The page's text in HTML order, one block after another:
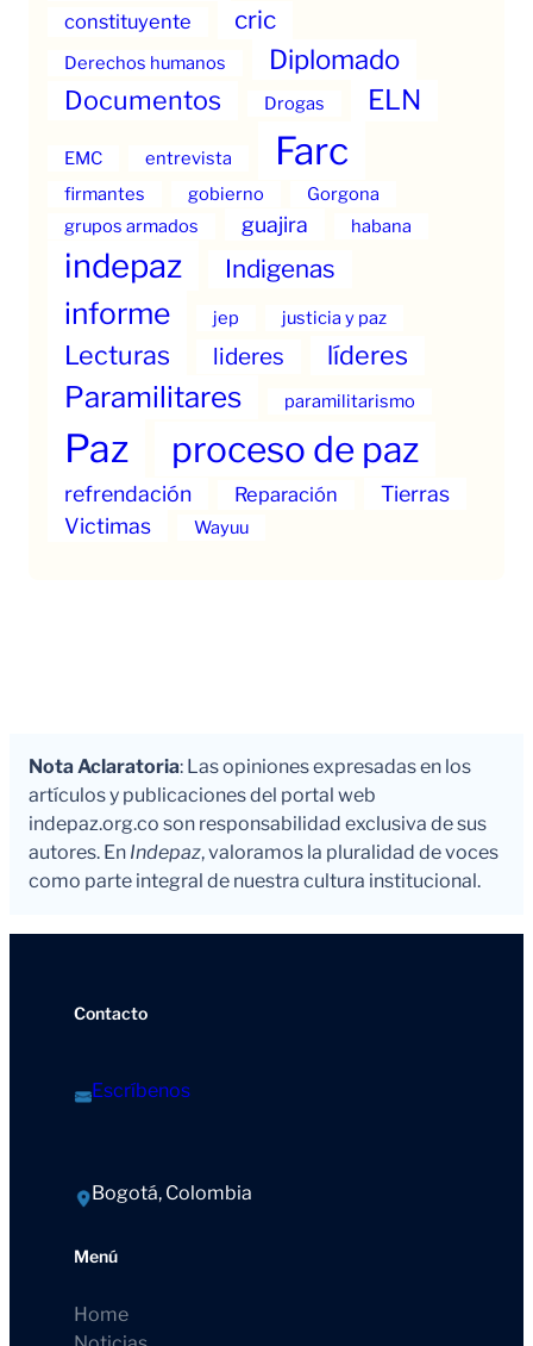
constituyente cric
Derechos humanos Diplomado
Documentos Drogas ELN
EMC entrevista Farc
firmantes gobierno
Gorgona
grupos armados
guajira habana
indepaz Indigenas
informe jep justicia y paz
Lecturas lideres líderes
Paramilitares paramilitarismo
Paz proceso de paz
refrendación Reparación
Tierras
Victimas
Wayuu
Nota Aclaratoria: Las opiniones expresadas en los
artículos y publicaciones del portal web
indepaz.org.co son responsabilidad exclusiva de sus
autores. En Indepaz, valoramos la pluralidad de voces
como parte integral de nuestra cultura institucional.
Contacto
Escríbenos
Bogotá, Colombia
Menú
Home